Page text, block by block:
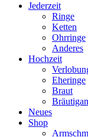
Jederzeit
Ringe
Ketten
Ohrringe
Anderes
Hochzeit
Eheringe
Braut
Neues
Shop